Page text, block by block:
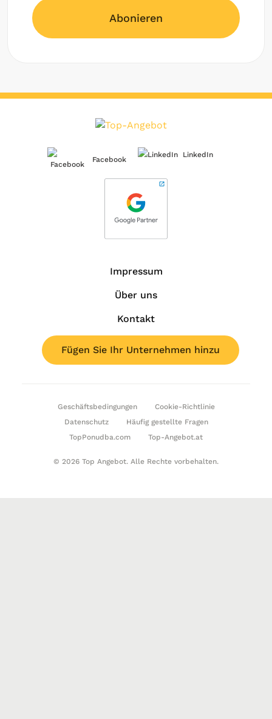
Abonieren
Facebook
LinkedIn
Impressum
Über uns
Kontakt
Fügen Sie Ihr Unternehmen hinzu
Geschäftsbedingungen
Cookie-Richtlinie
Datenschutz
Häufig gestellte Fragen
TopPonudba.com
Top-Angebot.at
© 2026 Top Angebot. Alle Rechte vorbehalten.